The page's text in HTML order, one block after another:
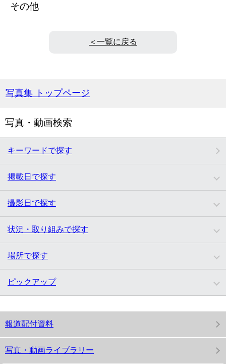
その他
＜一覧に戻る
写真集 トップページ
写真・動画検索
キーワードで探す
掲載日で探す
撮影日で探す
状況・取り組みで探す
場所で探す
ピックアップ
報道配付資料
写真・動画ライブラリー